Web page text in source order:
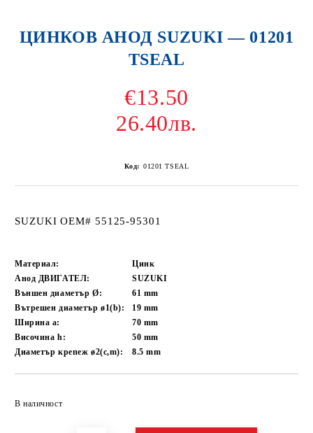
ЦИНКОВ АНОД SUZUKI — 01201
TSEAL
€13.50
26.40лв.
Код: 01201 TSEAL
SUZUKI OEM# 55125-95301
Материал:
Цинк
Анод ДВИГАТЕЛ:
SUZUKI
Външен диаметър Ø:
61 mm
Вътрешен диаметър ø1(b):
19 mm
Ширина a:
70 mm
Височина h:
50 mm
Диаметър крепеж ø2(c,m):
8.5mm
В наличност